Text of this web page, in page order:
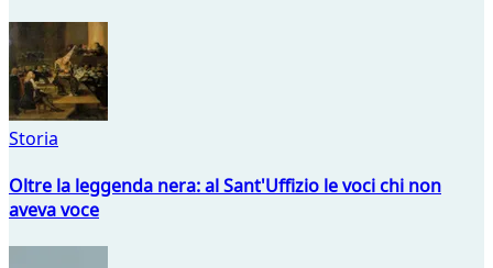
Storia
Oltre la leggenda nera: al Sant'Uffizio le voci chi non
aveva voce